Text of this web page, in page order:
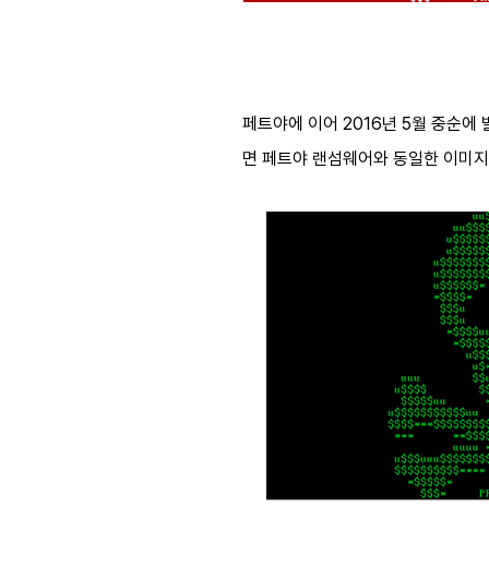
페트야에 이어 2016년 5월 중순에
면 페트야 랜섬웨어와 동일한 이미